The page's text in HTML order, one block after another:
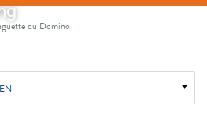
du Domino